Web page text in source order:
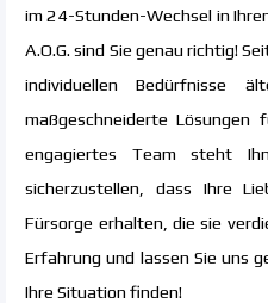
im 24-Stunden-Wechsel in
A.O.G. sind Sie genau richtig!
individuellen Bedürfnisse
maßgeschneiderte Lösungen
engagiertes Team steht
sicherzustellen, dass Ihre
Fürsorge erhalten, die sie
Erfahrung und lassen Sie uns
Ihre Situation finden!